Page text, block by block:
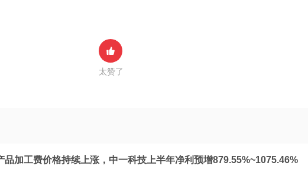
太赞了
品加工费价格持续上涨，中一科技上半年净利预增879.55%~1075.46%